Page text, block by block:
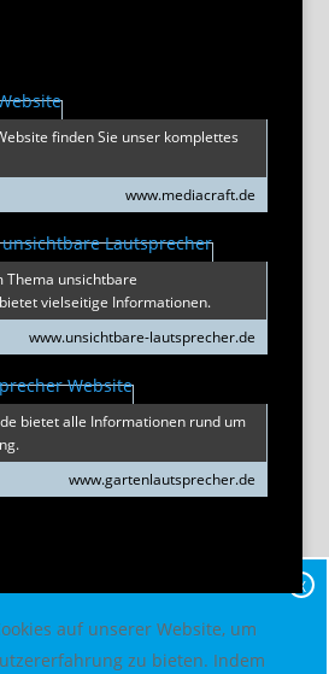
finden Sie unser komplettes
www.mediacraft.de
Thema unsichtbare
vielseitige Informationen.
www.unsichtbare-lautsprecher.de
bietet alle Informationen rund um
www.gartenlautsprecher.de
X
auf unserer Website, um
zu bieten. Indem